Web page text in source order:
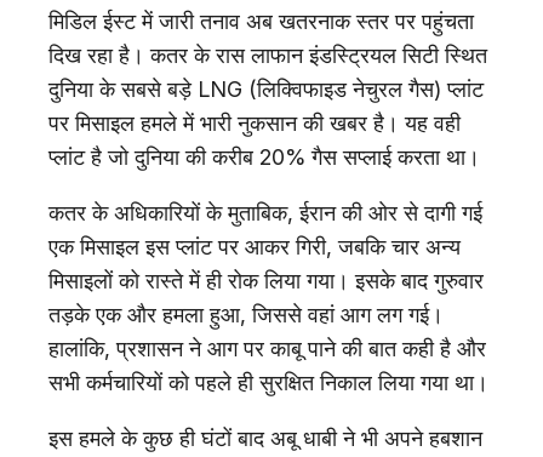
मिडिल ईस्ट में जारी तनाव अब खतरनाक स्तर पर पहुंचता
दिख रहा है। कतर के रास लाफान इंडस्ट्रियल सिटी स्थित
दुनिया के सबसे बड़े LNG (लिक्विफाइड नेचुरल गैस) प्लांट
पर मिसाइल हमले में भारी नुकसान की खबर है। यह वही
प्लांट है जो दुनिया की करीब 20% गैस सप्लाई करता था।
कतर के अधिकारियों के मुताबिक, ईरान की ओर से दागी गई
एक मिसाइल इस प्लांट पर आकर गिरी, जबकि चार अन्य
मिसाइलों को रास्ते में ही रोक लिया गया। इसके बाद गुरुवार
तड़के एक और हमला हुआ, जिससे वहां आग लग गई।
हालांकि, प्रशासन ने आग पर काबू पाने की बात कही है और
सभी कर्मचारियों को पहले ही सुरक्षित निकाल लिया गया था।
इस हमले के कुछ ही घंटों बाद अबू धाबी ने भी अपने हबशान